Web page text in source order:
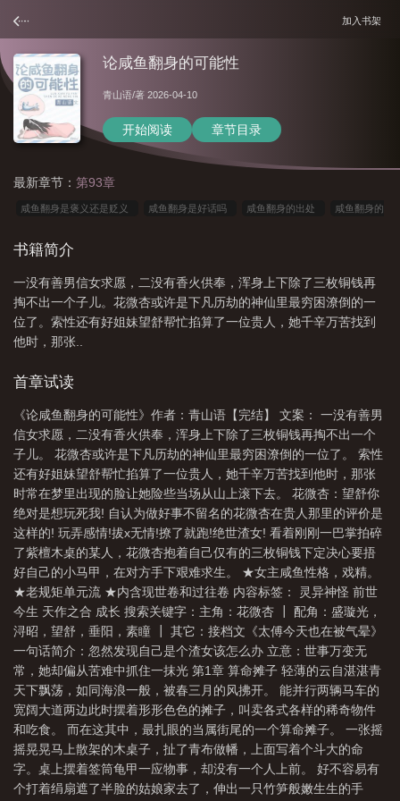
加入书架
论咸鱼翻身的可能性
青山语/著 2026-04-10
开始阅读 章节目录
最新章节： 第93章
咸鱼翻身是褒义还是贬义 咸鱼翻身是好话吗 咸鱼翻身的出处 咸鱼翻身的
翻身的下一句是什么
翻身这句话的由来 论闲鱼翻身的可能性 咸鱼翻身例子 咸鱼翻身吗 咸鱼
翻身的真实案例
书籍简介
一没有善男信女求愿，二没有香火供奉，浑身上下除了三枚铜钱再
掏不出一个子儿。花微杏或许是下凡历劫的神仙里最穷困潦倒的一
位了。索性还有好姐妹望舒帮忙掐算了一位贵人，她千辛万苦找到
他时，那张..
首章试读
《论咸鱼翻身的可能性》作者：青山语【完结】 文案： 一没有善男
信女求愿，二没有香火供奉，浑身上下除了三枚铜钱再掏不出一个
子儿。 花微杏或许是下凡历劫的神仙里最穷困潦倒的一位了。 索性
还有好姐妹望舒帮忙掐算了一位贵人，她千辛万苦找到他时，那张
时常在梦里出现的脸让她险些当场从山上滚下去。 花微杏：望舒你
绝对是想玩死我! 自认为做好事不留名的花微杏在贵人那里的评价是
这样的! 玩弄感情!拔x无情!撩了就跑!绝世渣女! 看着刚刚一巴掌拍碎
了紫檀木桌的某人，花微杏抱着自己仅有的三枚铜钱下定决心要捂
好自己的小马甲，在对方手下艰难求生。 ★女主咸鱼性格，戏精。
★老规矩单元流 ★内含现世卷和过往卷 内容标签： 灵异神怪 前世
今生 天作之合 成长 搜索关键字：主角：花微杏 ┃ 配角：盛璇光，
浔昭，望舒，垂阳，素瞳 ┃ 其它：接档文《太傅今天也在被气晕》
一句话简介：忽然发现自己是个渣女该怎么办 立意：世事万变无
常，她却偏从苦难中抓住一抹光 第1章 算命摊子 轻薄的云自湛湛青
天下飘荡，如同海浪一般，被春三月的风拂开。 能并行两辆马车的
宽阔大道两边此时摆着形形色色的摊子，叫卖各式各样的稀奇物件
和吃食。 而在这其中，最扎眼的当属街尾的一个算命摊子。 一张摇
摇晃晃马上散架的木桌子，扯了青布做幡，上面写着个斗大的命
字。桌上摆着签筒龟甲一应物事，却没有一个人上前。 好不容易有
个打着绢扇遮了半脸的姑娘家去了，伸出一只竹笋般嫩生生的手